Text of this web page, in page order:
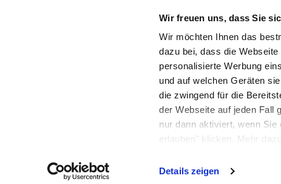
Wir freuen uns, dass Sie
Wir möchten Ihnen das
dazu bei, dass die
personalisierte Werbung
und auf welchen Geräten
die zwingend für die
der Webseite auf jeden Fall
nur dann aktiviert, wenn
erlauben" klicken. Mehr
Details zeigen
Alle Preise inkl.